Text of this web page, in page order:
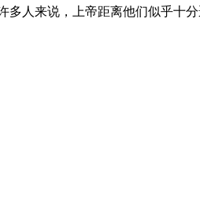
人来说，上帝距离他们似乎十分